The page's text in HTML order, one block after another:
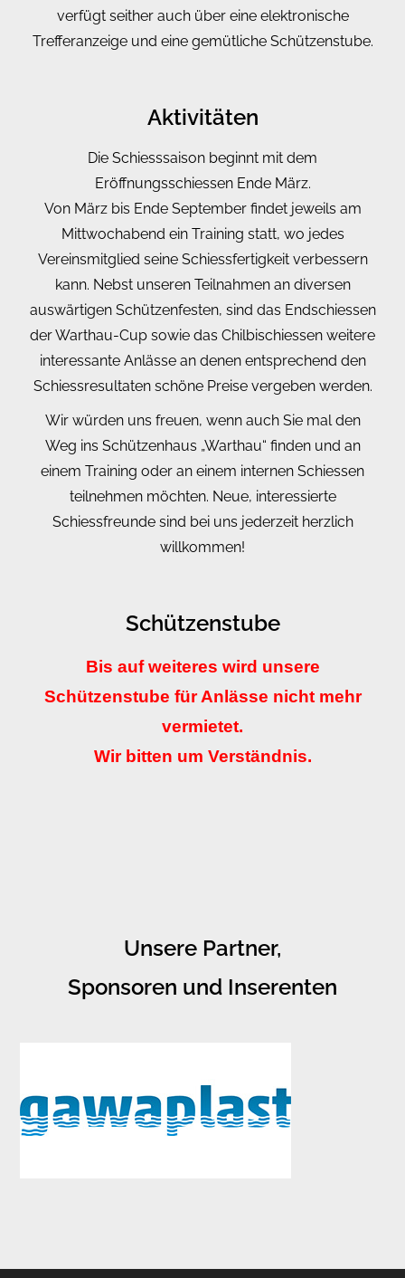
verfügt seither auch über eine elektronische
Trefferanzeige und eine gemütliche Schützenstube.
Aktivitäten
Die Schiesssaison beginnt mit dem
Eröffnungsschiessen Ende März.
Von März bis Ende September findet jeweils am
Mittwochabend ein Training statt, wo jedes
Vereinsmitglied seine Schiessfertigkeit verbessern
kann. Nebst unseren Teilnahmen an diversen
auswärtigen Schützenfesten, sind das Endschiessen
der Warthau-Cup sowie das Chilbischiessen weitere
interessante Anlässe an denen entsprechend den
Schiessresultaten schöne Preise vergeben werden.
Wir würden uns freuen, wenn auch Sie mal den
Weg ins Schützenhaus „Warthau“ finden und an
einem Training oder an einem internen Schiessen
teilnehmen möchten. Neue, interessierte
Schiessfreunde sind bei uns jederzeit herzlich
willkommen!
Schützenstube
Bis auf weiteres wird unsere
Schützenstube für Anlässe nicht mehr
vermietet.
Wir bitten um Verständnis.
Unsere Partner,
Sponsoren und Inserenten